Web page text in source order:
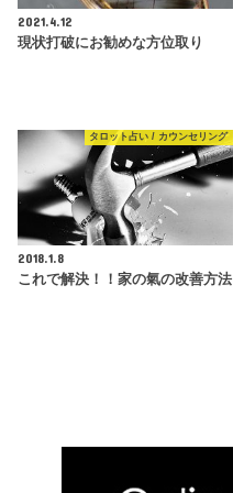
2021.4.12
現状打破にお勧めな方位取り
タロット占い / カウンセリング
2018.1.8
これで解決！！家の氣の改善方法